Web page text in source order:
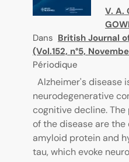
V. A.
Dans British Journal
(Vol.152, n°5,
Périodique
Alzheimer's disease
neurodegenerative
cognitive decline.
of the disease are
amyloid protein and
tau, which evoke